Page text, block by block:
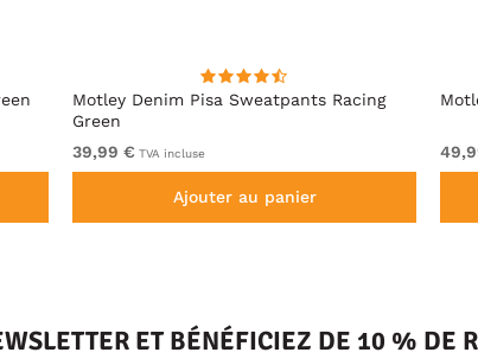
Motley Denim Pisa Sweatpants Racing
Green
39,99 € TVA incluse
Ajouter au panier
ET BÉNÉFICIEZ DE 10 % DE